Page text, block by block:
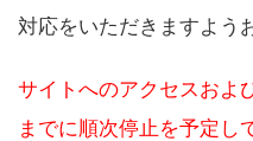
対応をいただきますよう
サイトへのアクセスおよ
までに順次停止を予定し